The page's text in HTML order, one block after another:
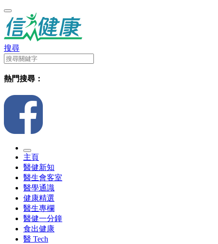
搜尋
熱門搜尋：
主頁
醫健新知
醫生會客室
醫學通識
健康精選
醫生專欄
醫健一分鐘
食出健康
醫 Tech